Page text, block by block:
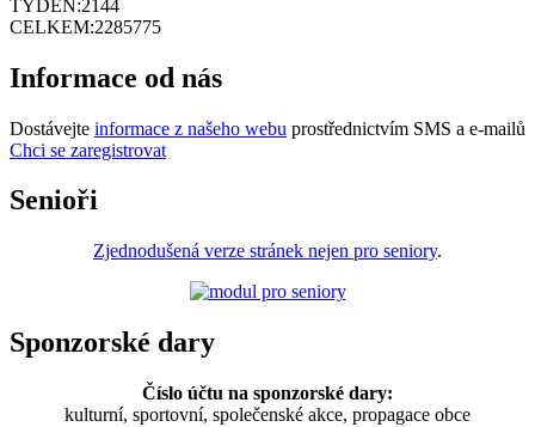
TÝDEN:2144
CELKEM:2285775
Informace od nás
Dostávejte informace z našeho webu prostřednictvím SMS a e-mailů
Chci se zaregistrovat
Senioři
Zjednodušená verze stránek nejen pro seniory.
Sponzorské dary
Číslo účtu na sponzorské dary:
kulturní, sportovní, společenské akce, propagace obce